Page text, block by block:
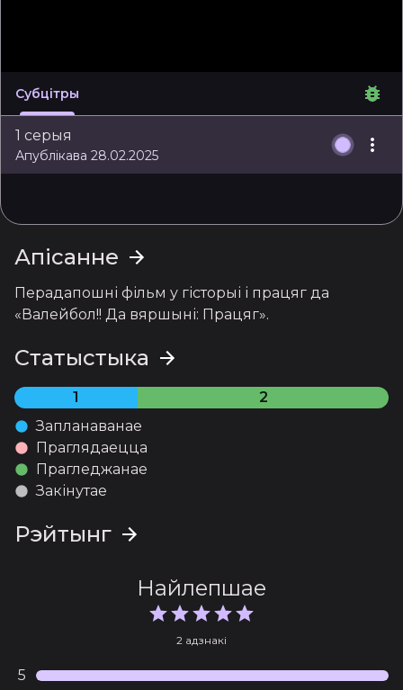
Субцітры
1 серыя
Апублікава 28.02.2025
Апісанне
Перадапошні фільм у гісторыі і працяг да
«Валейбол!! Да вяршыні: Працяг».
Статыстыка
1
2
Запланаванае
Праглядаецца
Прагледжанае
Закінутае
Рэйтынг
Найлепшае
2 адзнакі
5